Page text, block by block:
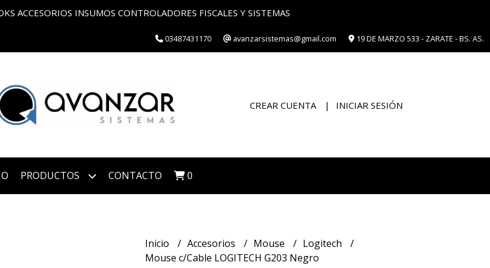
ACCESORIOS INSUMOS CONTROLADORES FISCALES Y SISTEMAS
03487431170 avanzarsistemas@gmail.com 19 DE MARZO 533 - ZARATE - BS. AS.
CREAR CUENTA INICIAR SESIÓN
PRODUCTOS CONTACTO 0
Inicio Accesorios Mouse
Logitech
Mouse c/Cable LOGITECH G203 Negro